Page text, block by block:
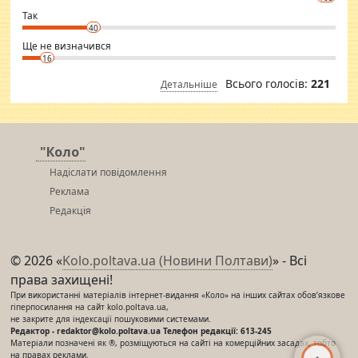
club.
⇒ sakshimirchandani.com
Так
40
Ще не визначився
16
Детальніше Всього голосів: 221
"Коло"
Надіслати повідомлення
Реклама
Редакція
© 2026 «Kolo.poltava.ua (Новини Полтави)» - Всі
права захищені!
При використанні матеріалів інтернет-видання «Коло» на інших сайтах обов’язкове
гіперпосилання на сайт kolo.poltava.ua,
не закрите для індексації пошуковими системами.
Редактор - redaktor@kolo.poltava.ua Телефон редакції: 613-245
Матеріали позначені як ®, розміщуються на сайті на комерційних засадах, тобто
на правах реклами.